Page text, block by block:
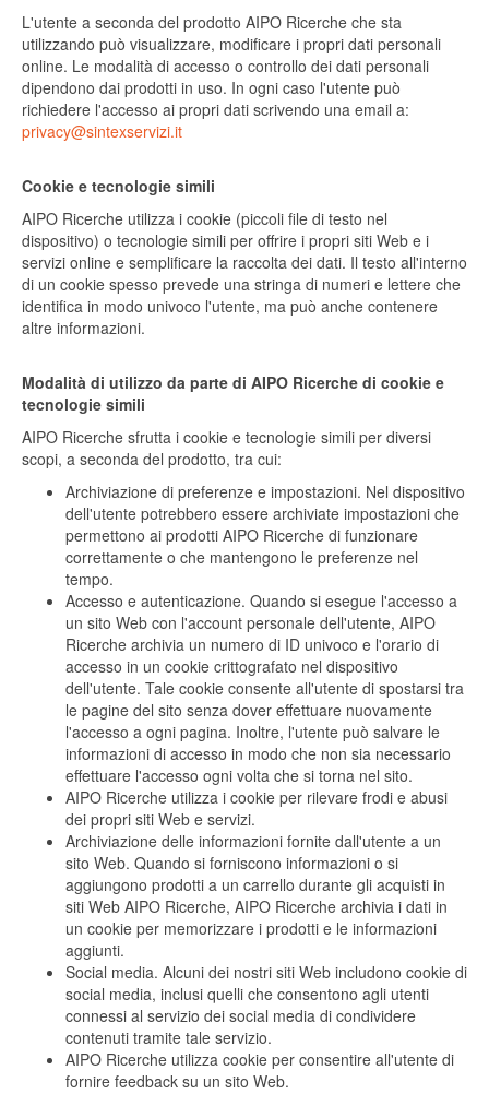
L'utente a seconda del prodotto AIPO Ricerche che sta
utilizzando può visualizzare, modificare i propri dati personali
online. Le modalità di accesso o controllo dei dati personali
dipendono dai prodotti in uso. In ogni caso l'utente può
richiedere l'accesso ai propri dati scrivendo una email a:
privacy@sintexservizi.it
Cookie e tecnologie simili
AIPO Ricerche utilizza i cookie (piccoli file di testo nel
dispositivo) o tecnologie simili per offrire i propri siti Web e i
servizi online e semplificare la raccolta dei dati. Il testo all'interno
di un cookie spesso prevede una stringa di numeri e lettere che
identifica in modo univoco l'utente, ma può anche contenere
altre informazioni.
Modalità di utilizzo da parte di AIPO Ricerche di cookie e
tecnologie simili
AIPO Ricerche sfrutta i cookie e tecnologie simili per diversi
scopi, a seconda del prodotto, tra cui:
Archiviazione di preferenze e impostazioni. Nel dispositivo
dell'utente potrebbero essere archiviate impostazioni che
permettono ai prodotti AIPO Ricerche di funzionare
correttamente o che mantengono le preferenze nel
tempo.
Accesso e autenticazione. Quando si esegue l'accesso a
un sito Web con l'account personale dell'utente, AIPO
Ricerche archivia un numero di ID univoco e l'orario di
accesso in un cookie crittografato nel dispositivo
dell'utente. Tale cookie consente all'utente di spostarsi tra
le pagine del sito senza dover effettuare nuovamente
l'accesso a ogni pagina. Inoltre, l'utente può salvare le
informazioni di accesso in modo che non sia necessario
effettuare l'accesso ogni volta che si torna nel sito.
AIPO Ricerche utilizza i cookie per rilevare frodi e abusi
dei propri siti Web e servizi.
Archiviazione delle informazioni fornite dall'utente a un
sito Web. Quando si forniscono informazioni o si
aggiungono prodotti a un carrello durante gli acquisti in
siti Web AIPO Ricerche, AIPO Ricerche archivia i dati in
un cookie per memorizzare i prodotti e le informazioni
aggiunti.
Social media. Alcuni dei nostri siti Web includono cookie di
social media, inclusi quelli che consentono agli utenti
connessi al servizio dei social media di condividere
contenuti tramite tale servizio.
AIPO Ricerche utilizza cookie per consentire all'utente di
fornire feedback su un sito Web.